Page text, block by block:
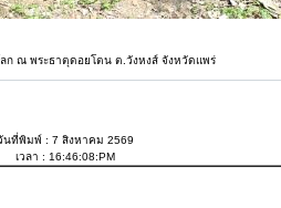
ก ณ พระธาตุดอยโตน ต.วังหงส์ จังหวัดแพร่
นที่พิมพ์ : 7 สิงหาคม 2569
เวลา : 16:46:08:PM